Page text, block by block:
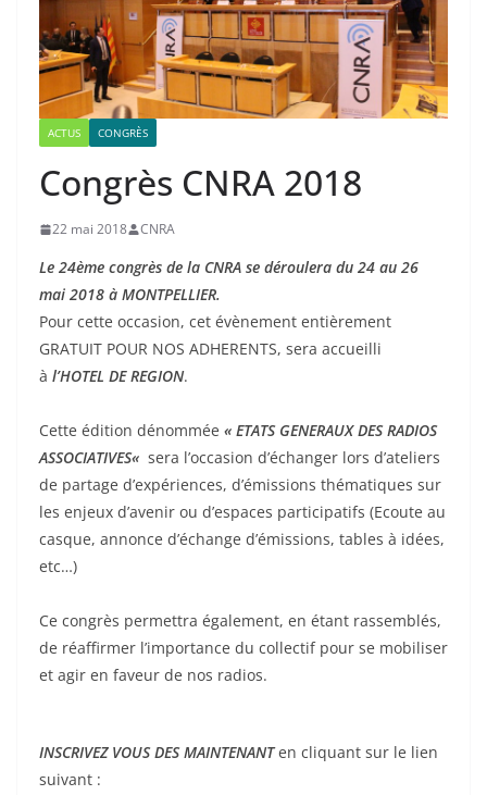
ACTUS CONGRÈS
Congrès CNRA 2018
22 mai 2018 CNRA
Le 24ème congrès de la CNRA se déroulera du 24 au 26
mai 2018 à MONTPELLIER.
Pour cette occasion, cet évènement entièrement
GRATUIT POUR NOS ADHERENTS, sera accueilli
à l’HOTEL DE REGION.
Cette édition dénommée « ETATS GENERAUX DES RADIOS
ASSOCIATIVES« sera l’occasion d’échanger lors d’ateliers
de partage d’expériences, d’émissions thématiques sur
les enjeux d’avenir ou d’espaces participatifs (Ecoute au
casque, annonce d’échange d’émissions, tables à idées,
etc…)
Ce congrès permettra également, en étant rassemblés,
de réaffirmer l’importance du collectif pour se mobiliser
et agir en faveur de nos radios.
INSCRIVEZ VOUS DES MAINTENANTen cliquant sur le lien
suivant :